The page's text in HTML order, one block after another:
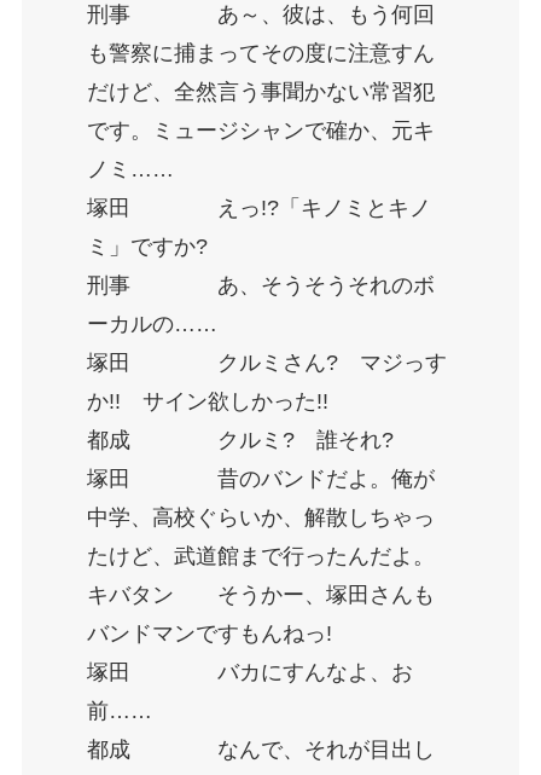
刑事 あ～、彼は、もう何回
も警察に捕まってその度に注意すん
だけど、全然言う事聞かない常習犯
です。ミュージシャンで確か、元キ
ノミ……
塚田 えっ!?「キノミとキノ
ミ」ですか?
刑事 あ、そうそうそれのボ
ーカルの……
塚田 クルミさん? マジっす
か!! サイン欲しかった!!
都成 クルミ? 誰それ?
塚田 昔のバンドだよ。俺が
中学、高校ぐらいか、解散しちゃっ
たけど、武道館まで行ったんだよ。
キバタン そうかー、塚田さんも
バンドマンですもんねっ!
塚田 バカにすんなよ、お
前……
都成 なんで、それが目出し